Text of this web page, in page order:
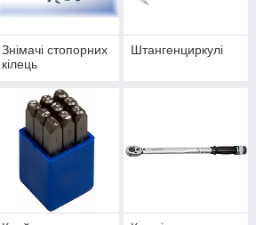
Знімачі стопорних
кілець
Штангенциркулі